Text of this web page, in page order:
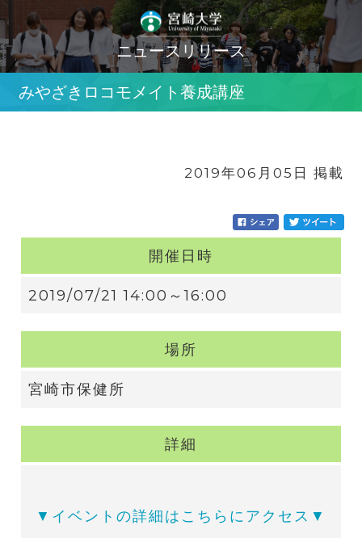
ニュースリリース
みやざきロコモメイト養成講座
2019年06月05日 掲載
開催日時
2019/07/21 14:00～16:00
場所
宮崎市保健所
詳細
▼イベントの詳細はこちらにアクセス▼